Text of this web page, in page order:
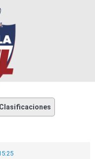
Clasificaciones